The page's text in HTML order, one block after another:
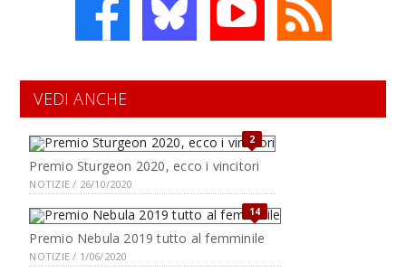
VEDI ANCHE
2
Premio Sturgeon 2020, ecco i vincitori
NOTIZIE / 26/10/2020
14
Premio Nebula 2019 tutto al femminile
NOTIZIE / 1/06/2020